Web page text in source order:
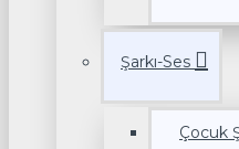
Şarkı-Ses
Çocuk